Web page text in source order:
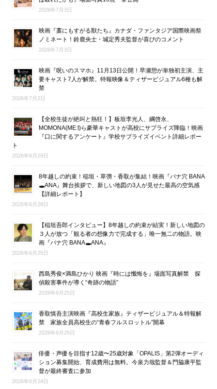
2026年7月3日
映画『藁にもすがる獣たち』カナダ・ファンタジア国際映画祭
ノミネート！鈴鹿央士・城定秀夫監督が喜びのコメント
2026年7月3日
映画『呪いのスマホ』11月13日公開！早瀬憩が単独初主演、主
要キャスト7人が解禁。特報映像＆ティザービジュアル6種も解
禁
2026年7月2日
【全校生徒が絶叫と熱狂！】板垣李光人、綱啓永、
MOMONA(ME:I)ら豪華キャストが高校にサプライズ降臨！映画
『口に関するアンケート』学校サプライズイベント詳細レポー
ト
2026年6月29日
8年越しの約束！稲垣・草彅・香取が集結！映画『バナ穴 BANA
🕳ANA』舞台挨拶で、新しい地図の3人が見せた最高の空気感
【詳細レポート】
2026年6月28日
【稲垣吾郎インタビュー】8年越しの約束が結実！新しい地図の
３人が放つ「観る者の想像力で完成する」唯一無二の物語。映
画『バナ穴 BANA🕳ANA』
2026年6月25日
西島秀俊×満島ひかり 映画『時には懺悔を』場面写真解禁 探
偵殺害事件が導く“奇跡の物語”
2026年6月25日
香取慎吾主演映画『高校生家族』ティザービジュアル＆特報解
禁 家族全員高校生の“青春フルスロットル”開幕
2026年6月25日
俳優・声優を目指す12歳〜25歳対象「OPALIS」第2弾オーディ
ション募集開始、育成費用は無料。今泉力哉監督＆門脇康平監
督が最終審査に参加
2026年6月24日